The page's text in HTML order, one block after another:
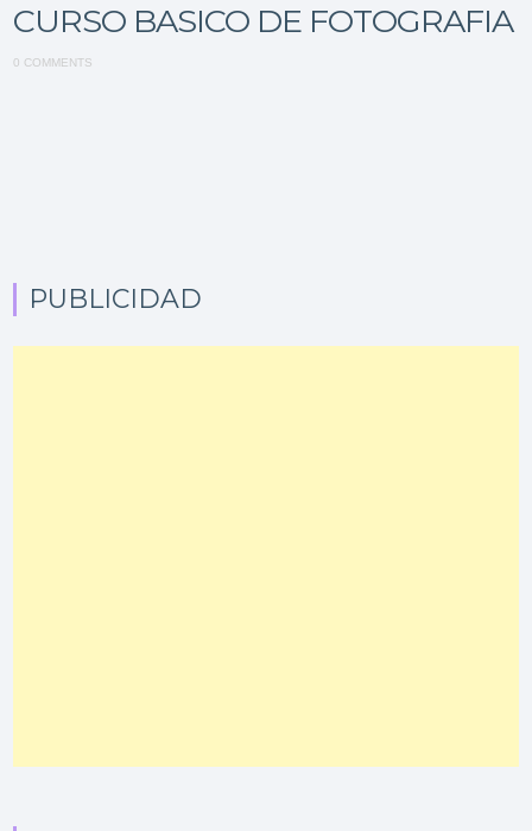
CURSO BASICO DE FOTOGRAFIA
0 COMMENTS
PUBLICIDAD